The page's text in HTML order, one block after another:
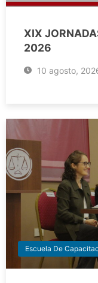
XIX
2026
10 agosto,
Escuela De